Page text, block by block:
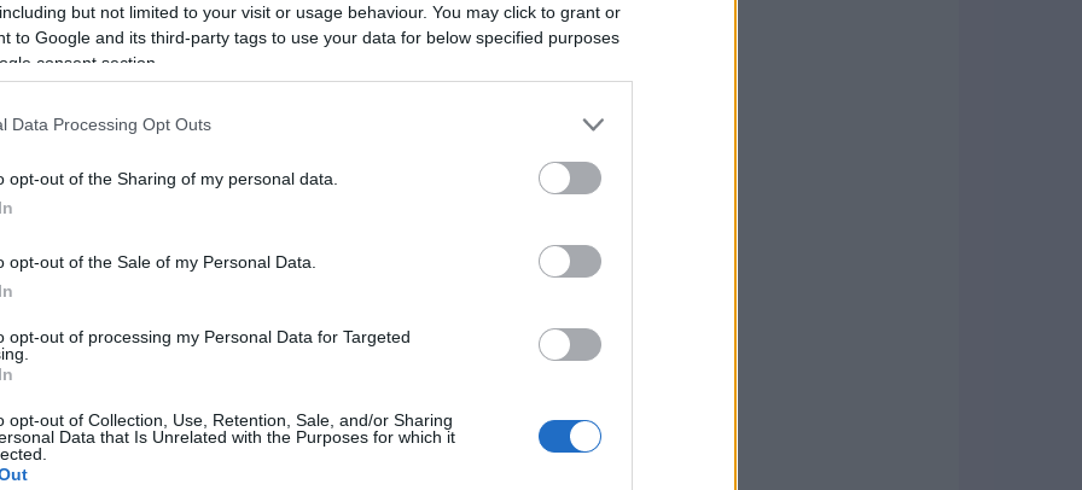
but not limited to your visit or usage behaviour. You may click to grant or
to Google and its third-party tags to use your data for below specified purposes
consent section.
Data Processing Opt Outs
opt-out of the Sharing of my personal data.
opt-out of the Sale of my Personal Data.
opt-out of processing my Personal Data for Targeted
opt-out of Collection, Use, Retention, Sale, and/or Sharing
Data that Is Unrelated with the Purposes for which it
presenza di tre tavoli: i
Soldiers , i Seekers
è stato esplorato nei primi episodi, i Schemers
rivelando alcuni dei personaggi più